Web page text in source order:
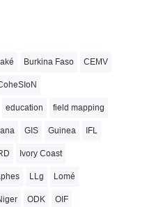
Burkina Faso CEMV
education field mapping
GIS Guinea IFL
Ivory Coast
LLg Lomé
ODK OIF